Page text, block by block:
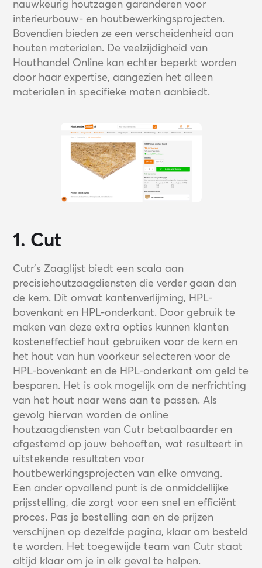
nauwkeurig houtzagen garanderen voor
interieurbouw- en houtbewerkingsprojecten.
Bovendien bieden ze een verscheidenheid aan
houten materialen. De veelzijdigheid van
Houthandel Online kan echter beperkt worden
door haar expertise, aangezien het alleen
materialen in specifieke maten aanbiedt.
1. Cut
Cutr's Zaaglijst biedt een scala aan
precisiehoutzaagdiensten die verder gaan dan
de kern. Dit omvat kantenverlijming, HPL-
bovenkant en HPL-onderkant. Door gebruik te
maken van deze extra opties kunnen klanten
kosteneffectief hout gebruiken voor de kern en
het hout van hun voorkeur selecteren voor de
HPL-bovenkant en de HPL-onderkant om geld te
besparen. Het is ook mogelijk om de nerfrichting
van het hout naar wens aan te passen. Als
gevolg hiervan worden de online
houtzaagdiensten van Cutr betaalbaarder en
afgestemd op jouw behoeften, wat resulteert in
uitstekende resultaten voor
houtbewerkingsprojecten van elke omvang.
Een ander opvallend punt is de onmiddellijke
prijsstelling, die zorgt voor een snel en efficiënt
proces. Pas je bestelling aan en de prijzen
verschijnen op dezelfde pagina, klaar om besteld
te worden. Het toegewijde team van Cutr staat
altijd klaar om je in elk geval te helpen.